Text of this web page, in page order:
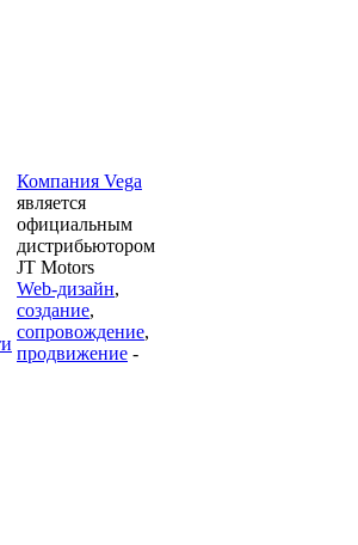
Компания Vega
является
официальным
дистрибьютором
JT Motors
Web-дизайн,
создание,
сопровождение,
продвижение -